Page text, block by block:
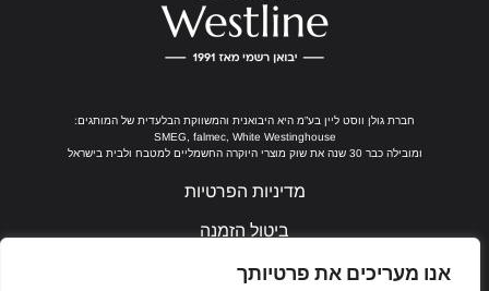
אנו מעריכים את פרטיותך
חברת גולן ווסט ליין בע”מ היא היבואנית והמשווקת הבלעדית של המותגים:
SMEG, falmec, White Westinghouse
ומובילה כבר 30 שנה את שוק מוצרי היוקרה החשמליים למטבח ולבית בישראל
מדיניות הפרטיות
ביטול הזמנה
נבנה ע"י ערן חן